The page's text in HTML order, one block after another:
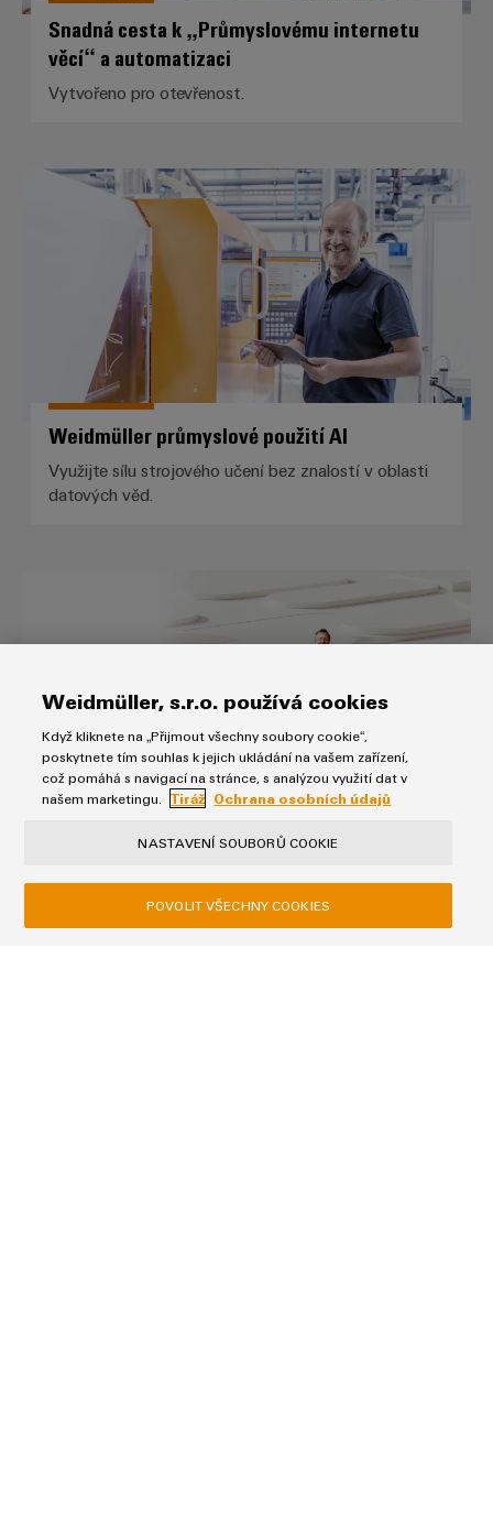
Snadná cesta k „Průmyslovému internetu
věcí“ a automatizaci
Vytvořeno pro otevřenost.
Weidmüller průmyslové použití
Weidmüller průmyslové použití AI
Využijte sílu strojového učení bez znalostí v oblasti
datových věd.
easyConnect - Vaše platforma
easyConnect - Vaše platforma pro
Digitálně. Integrované – zjednodušené.
Weidmüller, s.r.o. používá cookies
Když kliknete na „Přijmout všechny soubory cookie“,
poskytnete tím souhlas k jejich ukládání na vašem zařízení,
což pomáhá s navigací na stránce, s analýzou využití dat v
našem marketingu.
Tiráž Ochrana osobních údajů
NASTAVENÍ SOUBORŮ COOKIE
POVOLIT VŠECHNY COOKIES